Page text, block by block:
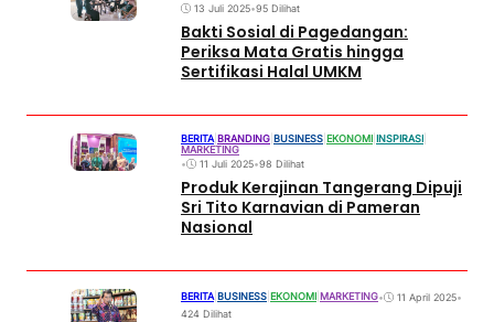
13 Juli 2025•95 Dilihat
Bakti Sosial di Pagedangan:
Periksa Mata Gratis hingga
Sertifikasi Halal UMKM
BERITA BRANDING BUSINESS EKONOMI INSPIRASI
MARKETING
•
11 Juli 2025•98 Dilihat
Produk Kerajinan Tangerang Dipuji
Sri Tito Karnavian di Pameran
Nasional
BERITA|BUSINESS EKONOMI MARKETING• 11 April 2025•
424 Dilihat